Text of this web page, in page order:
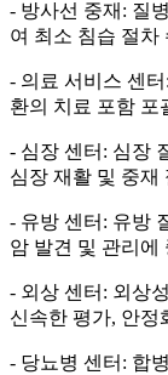
- 방사선 중재: 질
여 최소 침습 절
- 의료 서비스 센
환의 치료 포함
- 심장 센터: 심장
심장 재활 및 중재
- 유방 센터: 유방
암 발견 및 관리
- 외상 센터: 외상
신속한 평가, 안
- 당뇨병 센터: 합